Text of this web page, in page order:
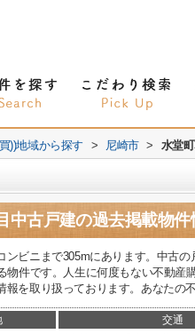
))地域から探す > 尼崎市 > 水堂
中古戸建の過去掲載物件
ンビニまで305mにあります。中古
物件です。人生に何度もない不動産
報を取り扱っております。あなたの
交通